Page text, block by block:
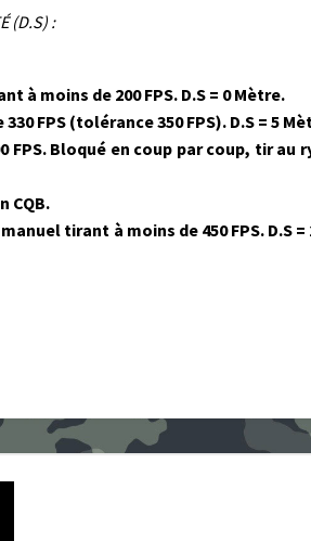
(D.S) :
à moins de 200 FPS. D.S = 0 Mètre.
FPS (tolérance 350 FPS). D.S = 5
FPS. Bloqué en coup par coup, tir au
CQB.
tirant à moins de 450 FPS. D.S =